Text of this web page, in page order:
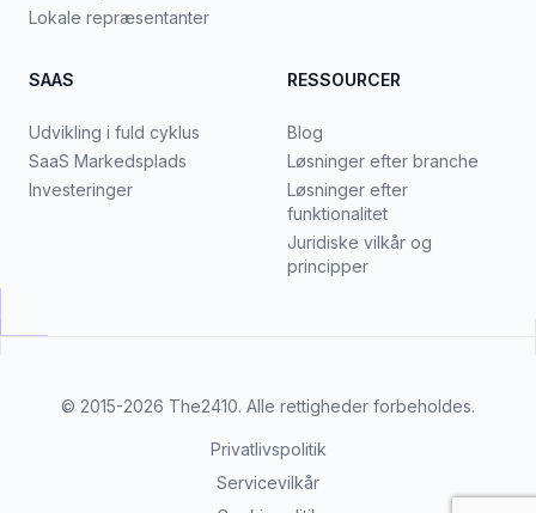
Lokale repræsentanter
SAAS
Udvikling i fuld cyklus
SaaS Markedsplads
Investeringer
RESSOURCER
Blog
Løsninger efter branche
Løsninger efter
funktionalitet
Juridiske vilkår og
principper
© 2015-2026 The2410. Alle rettigheder forbeholdes.
Privatlivspolitik
Servicevilkår